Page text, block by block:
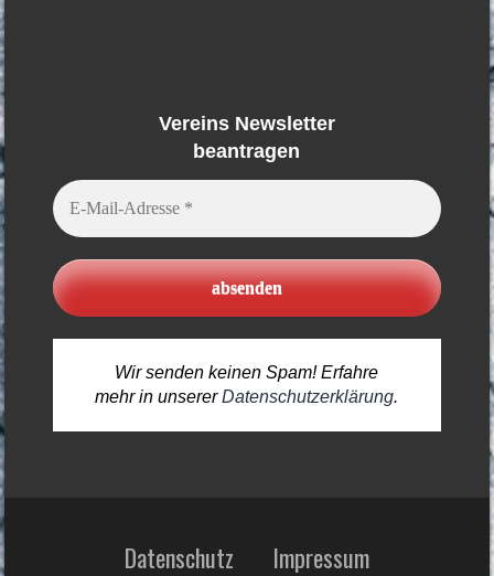
Vereins Newsletter
beantragen
Wir senden keinen Spam! Erfahre
mehr in unsererDatenschutzerklärung.
Datenschutz Impressum